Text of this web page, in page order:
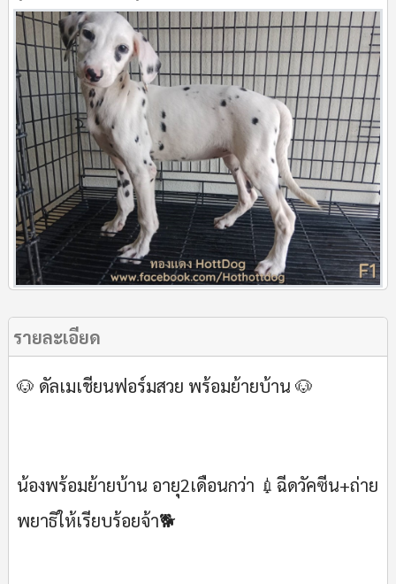
รายละเอียด
🐶 ดัลเมเชียนฟอร์มสวย พร้อมย้ายบ้าน 🐶
น้องพร้อมย้ายบ้าน อายุ2เดือนกว่า 💉ฉีดวัคซีน+ถ่าย
พยาธิให้เรียบร้อยจ้า🐕